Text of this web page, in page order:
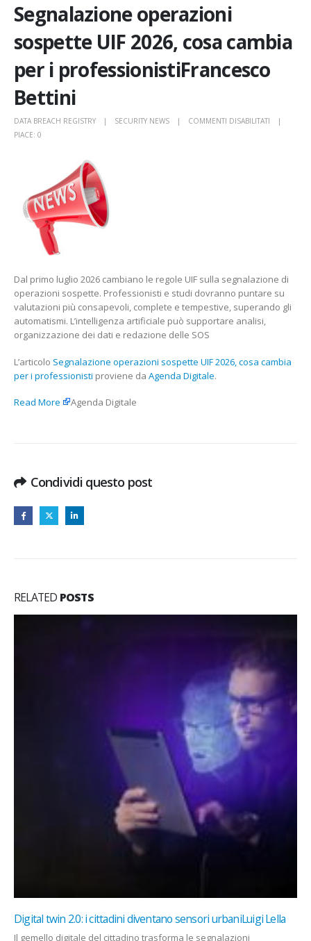
Segnalazione operazioni
sospette UIF 2026, cosa cambia
per i professionistiFrancesco
Bettini
DATA BREACH REGISTRY SECURITY NEWS COMMENTI DISABILITATI
PIACE: 0
Dal primo luglio 2026 cambiano le regole UIF sulla segnalazione di
operazioni sospette. Professionisti e studi dovranno puntare su
valutazioni più consapevoli, complete e tempestive, superando gli
automatismi. L’intelligenza artificiale può supportare analisi,
organizzazione dei dati e redazione delle SOS
L’articolo Segnalazione operazioni sospette UIF 2026, cosa cambia
per i professionisti proviene da Agenda Digitale.
Read More Agenda Digitale
Condividi questo post
RELATED POSTS
AI Archeo-HUB: la Sardegna al centro dell’archeologia del
futuroPierpaolo Vargiu